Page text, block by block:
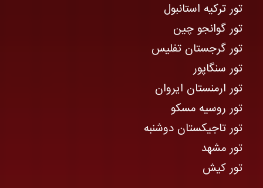
تور ترکیه استانبول
تور گوانجو چین
تور گرجستان تفلیس
تور سنگاپور
تور ارمنستان ایروان
تور روسیه مسکو
تور تاجیکستان دوشنبه
تور مشهد
تور کیش